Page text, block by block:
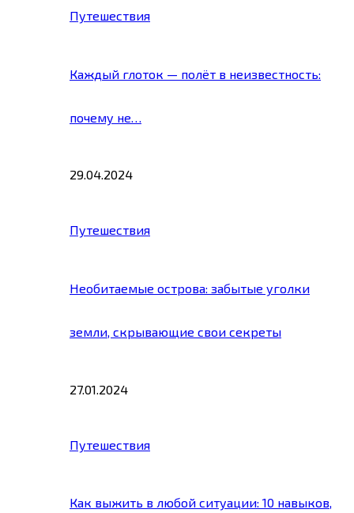
Путешествия
Каждый глоток — полёт в неизвестность:
почему не…
29.04.2024
Путешествия
Необитаемые острова: забытые уголки
земли, скрывающие свои секреты
27.01.2024
Путешествия
Как выжить в любой ситуации: 10 навыков,